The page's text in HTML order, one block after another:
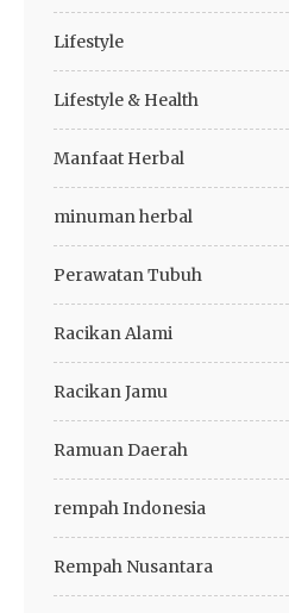
Lifestyle
Lifestyle & Health
Manfaat Herbal
minuman herbal
Perawatan Tubuh
Racikan Alami
Racikan Jamu
Ramuan Daerah
rempah Indonesia
Rempah Nusantara